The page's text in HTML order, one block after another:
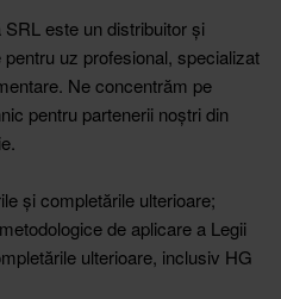
este un distribuitor și
uz profesional, specializat
Ne concentrăm pe
pentru partenerii noștri din
și completările ulterioare;
de aplicare a Legii
ulterioare, inclusiv HG